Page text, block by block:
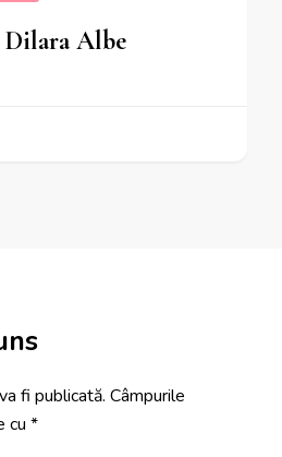
Dilara Albe
fi publicată. Câmpurile
cu *